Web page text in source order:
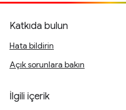
Katkıda bulun
Hata bildirin
Açık sorunlara bakın
İlgili içerik